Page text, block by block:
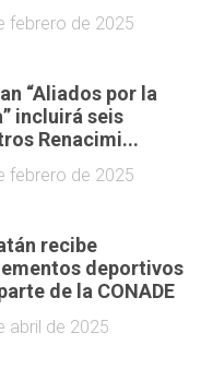
febrero de 2025
“Aliados por la
incluirá seis
Renacimi...
febrero de 2025
recibe
deportivos
de la CONADE
abril de 2025